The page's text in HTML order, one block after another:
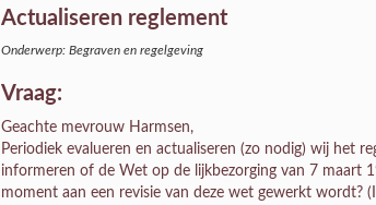
Actualiseren reglement
Onderwerp: Begraven en regelgeving
Vraag:
Geachte mevrouw Harmsen,
Periodiek evalueren en actualiseren (zo nodig) wij het
informeren of de Wet op de lijkbezorging van 7 maart
moment aan een revisie van deze wet gewerkt wordt?